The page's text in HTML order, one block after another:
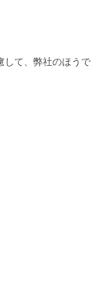
して、弊社のほうで